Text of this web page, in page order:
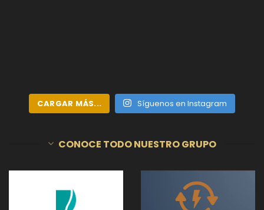
CARGAR MÁS... Síguenos en Instagram
CONOCE TODO NUESTRO GRUPO